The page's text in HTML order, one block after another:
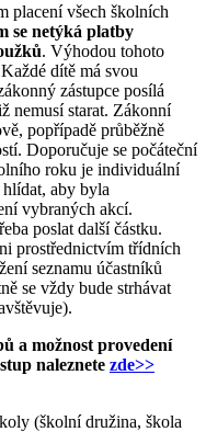
placení všech školních
se netýká platby
. Výhodou tohoto
dítě má svou
zástupce posílá
nemusí starat. Zákonní
popřípadě průběžně
Doporučuje se počáteční
roku je individuální
aby byla
vybraných akcí.
poslat další částku.
prostřednictvím třídních
seznamu účastníků
se vždy bude strhávat
a možnost provedení
naleznete zde>>
(školní družina, škola